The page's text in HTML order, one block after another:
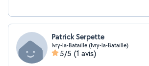
Patrick Serpette
Ivry-la-Bataille (Ivry-la-Bataille)
5/5 (1 avis)